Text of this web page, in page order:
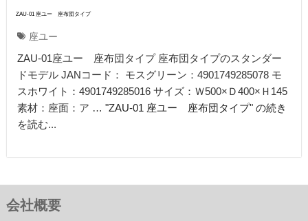
ZAU-01 座ユー 座布団タイプ
座ユー
ZAU-01座ユー 座布団タイプ 座布団タイプのスタンダー
ドモデル JANコード： モスグリーン：4901749285078 モ
スホワイト：4901749285016 サイズ：Ｗ500×Ｄ400×Ｈ145
素材：座面：ア … "ZAU-01 座ユー 座布団タイプ" の続き
を読む...
会社概要